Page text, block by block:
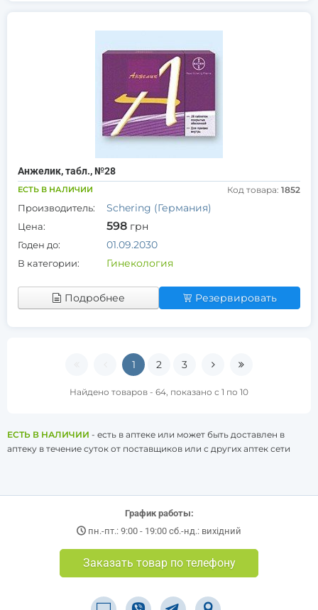
Анжелик, табл., №28
ЕСТЬ В НАЛИЧИИ Код товара: 1852
Производитель: Schering (Германия)
Цена: 598 грн
Годен до: 01.09.2030
В категории: Гинекология
Подробнее Резервировать
1 2 3
Найдено товаров - 64, показано с 1 по 10
ЕСТЬ В НАЛИЧИИ - есть в аптеке или может быть доставлен в
аптеку в течение суток от поставщиков или с других аптек сети
График работы:
пн.-пт.: 9:00 - 19:00 сб.-нд.: вихідний
Заказать товар по телефону